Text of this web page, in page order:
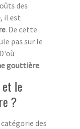
des
, il est
. De cette
pas sur le
gouttière.
et le
?
des